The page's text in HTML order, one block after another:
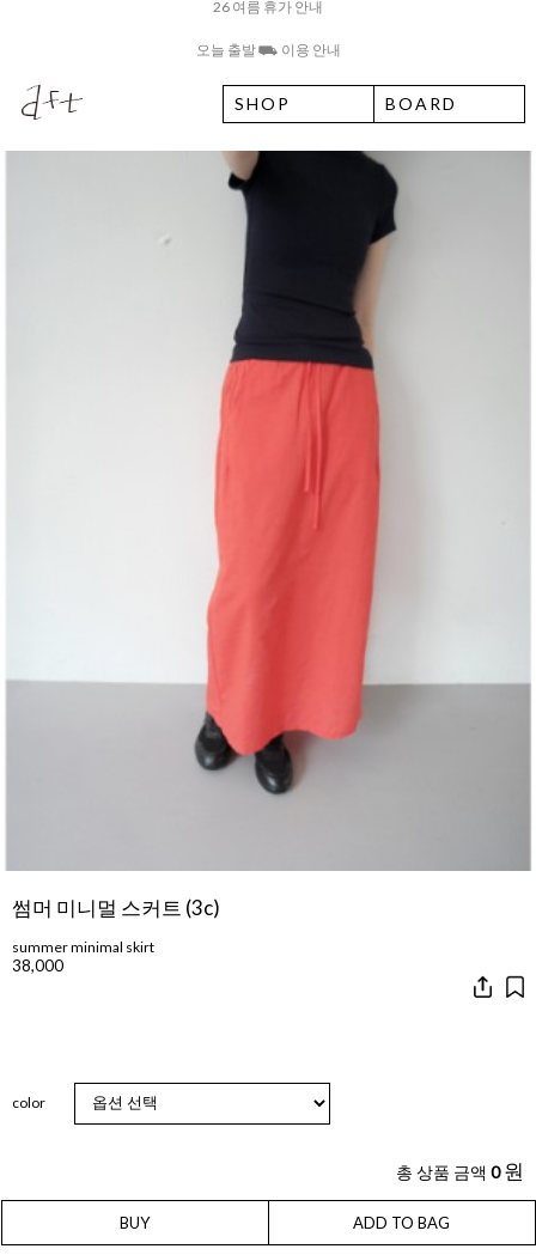
SHOP BOARD
썸머 미니멀 스커트 (3c)
summer minimal skirt
38,000
color
총 상품 금액 0 원
BUY ADD TO BAG